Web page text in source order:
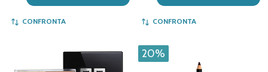
CONFRONTA CONFRONTA
20%